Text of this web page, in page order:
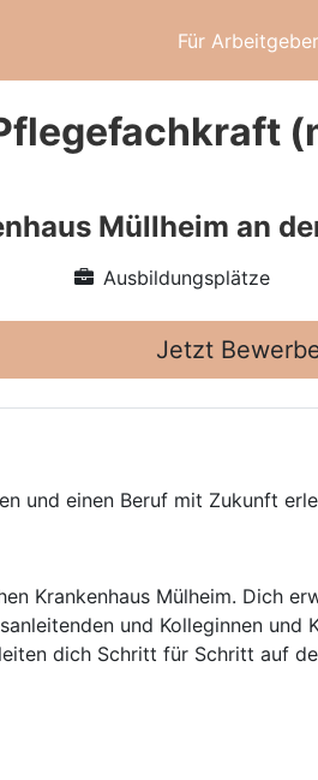
Für
Müllheim an
Ausbildungsplätze
Jetzt
und einen Beruf mit Zukunft
Krankenhaus Mülheim. Dich
und Kolleginnen
dich Schritt für Schritt auf